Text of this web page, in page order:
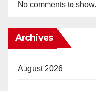
No comments to show.
Archives
August 2026